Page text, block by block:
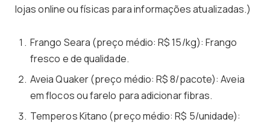
lojas online ou físicas para informações atualizadas.)
Frango Seara (preço médio: R$ 15/kg): Frango
fresco e de qualidade.
Aveia Quaker (preço médio: R$ 8/pacote): Aveia
em flocos ou farelo para adicionar fibras.
Temperos Kitano (preço médio: R$ 5/unidade):